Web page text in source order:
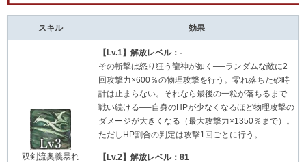
スキル 効果
双剣流奥義暴れ
【Lv.1】解放レベル：-
その斬撃は怒り狂う龍神が如く──ランダムな敵に2
回攻撃力×600％の物理攻撃を行う。零れ落ちた砂時
計は止まらない。それなら最後の一粒が落ちるまで
戦い続ける──自身のHPが少なくなるほど物理攻撃の
ダメージが大きくなる（最大攻撃力×1350％まで）。
ただしHP割合の判定は攻撃1回ごとに行う。
【Lv.2】解放レベル：81